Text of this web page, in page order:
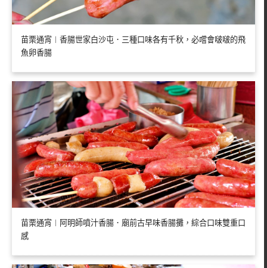
苗栗通宵︱香腸世家白沙屯．三種口味各有千秋，必嚐會啵啵的飛
魚卵香腸
苗栗通宵︱阿明師噴汁香腸．廟前古早味香腸攤，綜合口味雙重口
感